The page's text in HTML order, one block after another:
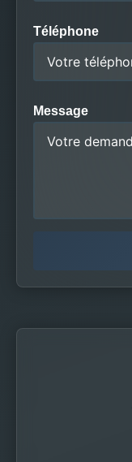
Téléphone
Message